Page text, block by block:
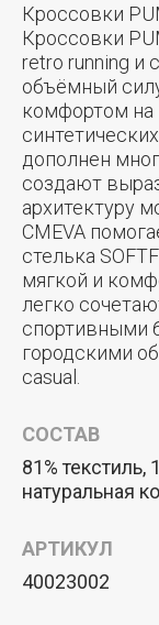
Кроссовки
Кроссовки
retro running и
объёмный
комфортом на
дополнен
создают
архитектуру
CMEVA
стелька
мягкой и
легко
спортивными
городскими
casual.
АРТИКУЛ
40023002
СОСТАВ
81% текстиль,
натуральная